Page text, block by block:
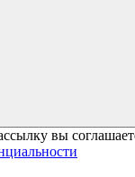
вы